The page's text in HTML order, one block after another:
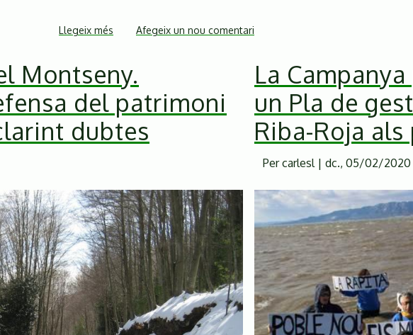
Llegeix més sobre
d'aus!
Campanya
de
micro-
procediments
judicials
Afegeix un nou comentari
Montseny.
del patrimoni
dubtes
La
un Pla de
Riba-Roja
Percarlesl| dc., 05/02/2020